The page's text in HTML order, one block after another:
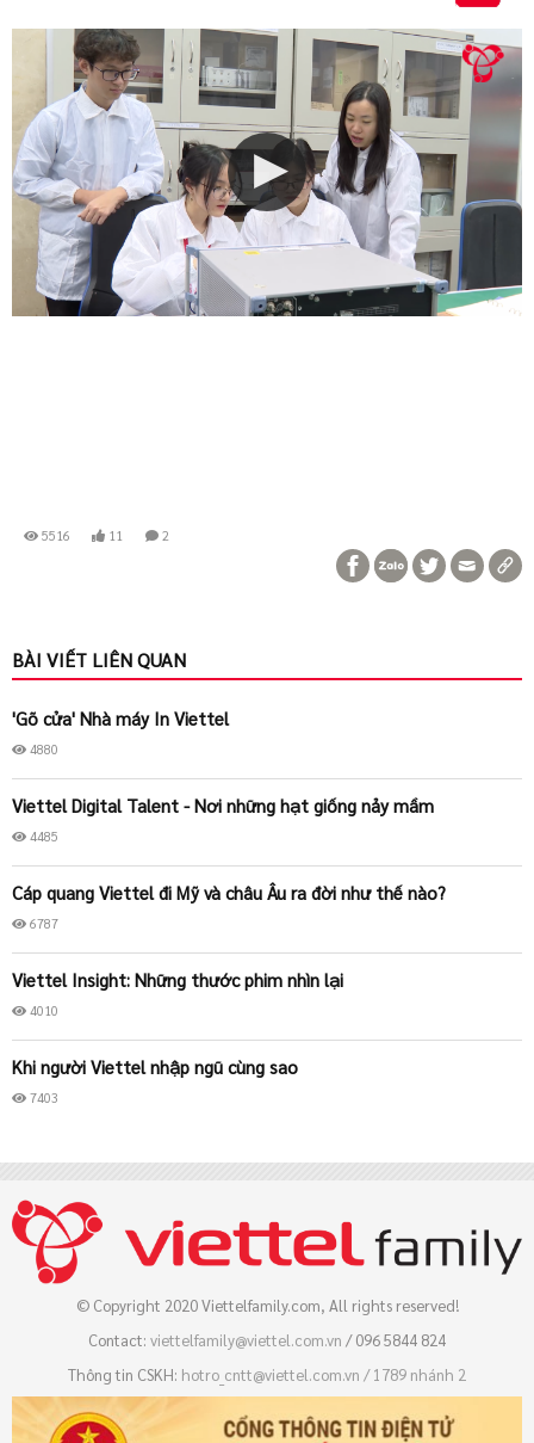
5516 11 2
BÀI VIẾT LIÊN QUAN
'Gõ cửa' Nhà máy In Viettel
4880
Viettel Digital Talent - Nơi những hạt giống nảy mầm
4485
Cáp quang Viettel đi Mỹ và châu Âu ra đời như thế nào?
6787
Viettel Insight: Những thước phim nhìn lại
4010
Khi người Viettel nhập ngũ cùng sao
7403
© Copyright 2020 Viettelfamily.com, All rights reserved!
Contact: viettelfamily@viettel.com.vn / 096 5844 824
Thông tin CSKH: hotro_cntt@viettel.com.vn / 1789 nhánh 2